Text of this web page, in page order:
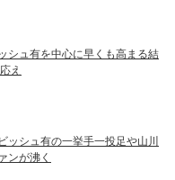
シュ有を中心に早くも高まる結
え
ッシュ有の一挙手一投足や山川
ンが沸く